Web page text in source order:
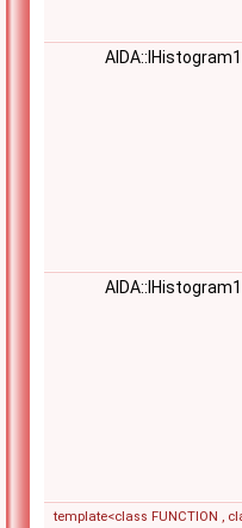
template<class FUNCTION ,